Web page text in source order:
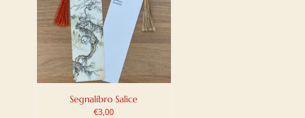
Segnalibro Salice
€3,00